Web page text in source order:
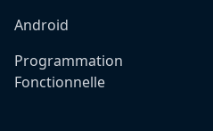
Android
Programmation
Fonctionnelle